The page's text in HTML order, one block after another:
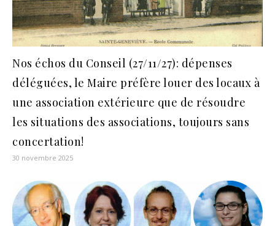
Nos échos du Conseil (27/11/27): dépenses
déléguées, le Maire préfère louer des locaux à
une association extérieure que de résoudre
les situations des associations, toujours sans
concertation!
30 novembre 2025